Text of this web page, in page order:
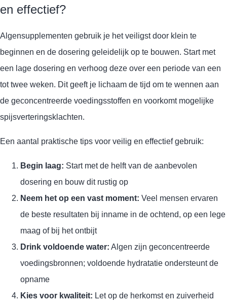
en effectief?
Algensupplementen gebruik je het veiligst door klein te
beginnen en de dosering geleidelijk op te bouwen. Start met
een lage dosering en verhoog deze over een periode van een
tot twee weken. Dit geeft je lichaam de tijd om te wennen aan
de geconcentreerde voedingsstoffen en voorkomt mogelijke
spijsverteringsklachten.
Een aantal praktische tips voor veilig en effectief gebruik:
Begin laag: Start met de helft van de aanbevolen
dosering en bouw dit rustig op
Neem het op een vast moment: Veel mensen ervaren
de beste resultaten bij inname in de ochtend, op een lege
maag of bij het ontbijt
Drink voldoende water: Algen zijn geconcentreerde
voedingsbronnen; voldoende hydratatie ondersteunt de
opname
Kies voor kwaliteit: Let op de herkomst en zuiverheid